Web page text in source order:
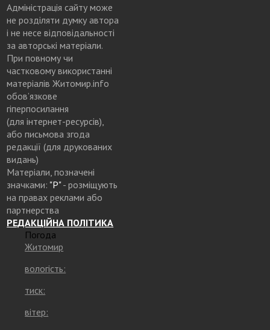
Адміністрація сайту може
не розділяти думку автора
і не несе відповідальності
за авторські матеріали.
При повному чи
частковому використанні
матеріалів Житомир.info
обов’язкове
гіперпосилання
(для інтернет-ресурсів),
або письмова згода
редакції (для друкованих
видань)
Матеріали, позначені
значками: "Р"- розміщують
на правах реклами або
партнерства
РЕДАКЦІЙНА ПОЛІТИКА
Погода
Житомир
вологість:
тиск:
вітер: